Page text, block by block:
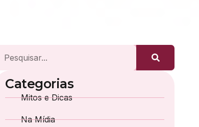
Categorias
Mitos e Dicas
Na Mídia